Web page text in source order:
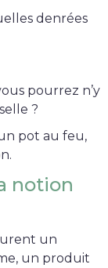
denrées
pourrez n’y
?
pot au feu,
notion
un
un produit